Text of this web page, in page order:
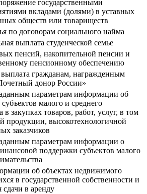
государственными
вкладами (долями) в уставных
обществ или товариществ
по договорам социального найма
выплата студенческой семье
пенсий, накопительной пенсии и
пенсионному обеспечению
гражданам, награжденным
донор России»
параметрам информации об
малого и среднего
в закупках товаров, работ, услуг, в том
продукции, высокотехнологичной
заказчиков
параметрам информации о
поддержки субъектов малого
об объектах недвижимого
в государственной собственности и
сдачи в аренду